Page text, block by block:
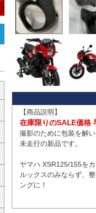
在庫限りのSALE価格
撮影のために包装を解
未走行の新品です。
ヤマハ XSR125/155を
ルックスのみならず、
ングに！